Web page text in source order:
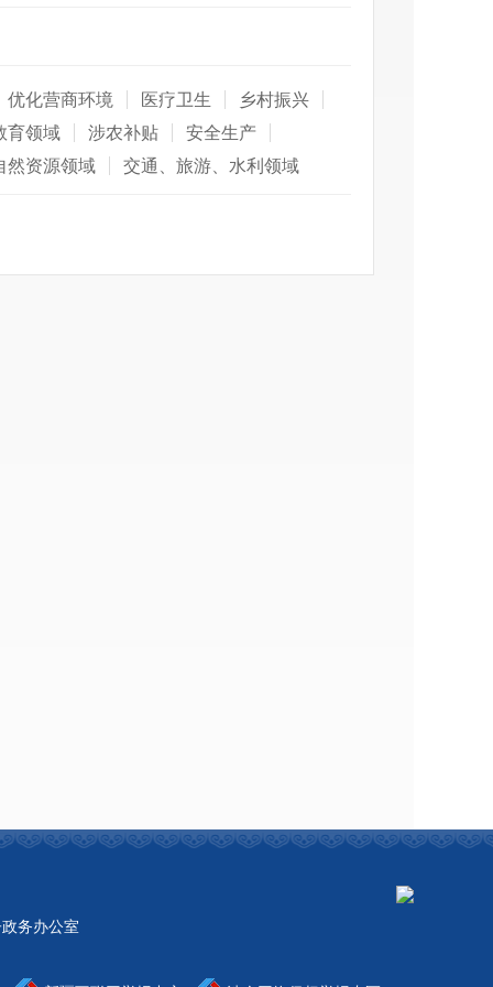
优化营商环境 医疗卫生
乡村振兴
育领域
涉农补贴
安全生产
然资源领域
交通、旅游、水利领域
务办公室